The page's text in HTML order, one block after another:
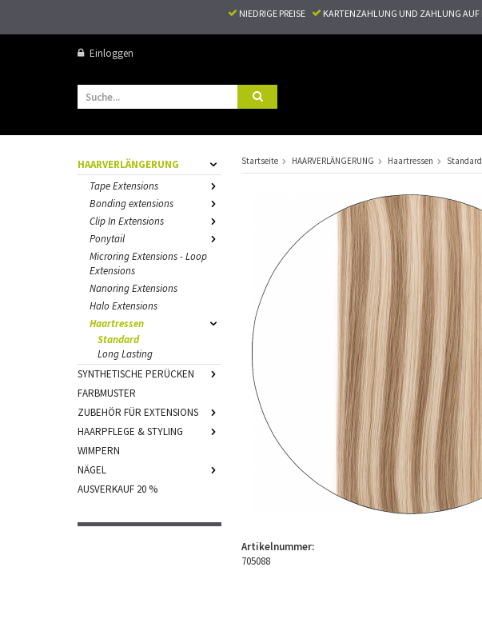
NIEDRIGE PREISE KARTENZAHLUNG UND ZAHLUNG AUF
Einloggen
HAARVERLÄNGERUNG
Tape Extensions
Bonding extensions
Clip In Extensions
Ponytail
Microring Extensions - Loop
Extensions
Nanoring Extensions
Halo Extensions
Haartressen
Standard
Long Lasting
SYNTHETISCHE PERÜCKEN
FARBMUSTER
ZUBEHÖR FÜR EXTENSIONS
HAARPFLEGE & STYLING
WIMPERN
NÄGEL
AUSVERKAUF 20 %
Startseite HAARVERLÄNGERUNG Haartressen Standard
Artikelnummer:
705088